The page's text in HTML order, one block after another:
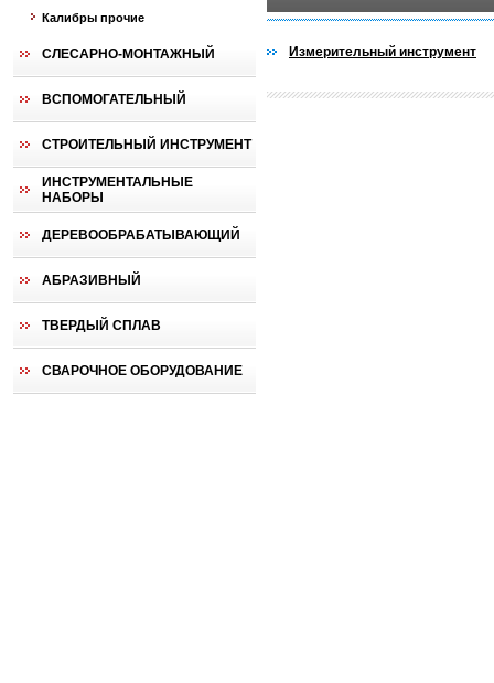
Калибры прочие
СЛЕСАРНО-МОНТАЖНЫЙ
ВСПОМОГАТЕЛЬНЫЙ
СТРОИТЕЛЬНЫЙ ИНСТРУМЕНТ
ИНСТРУМЕНТАЛЬНЫЕ
НАБОРЫ
ДЕРЕВООБРАБАТЫВАЮЩИЙ
АБРАЗИВНЫЙ
ТВЕРДЫЙ СПЛАВ
СВАРОЧНОЕ ОБОРУДОВАНИЕ
Измерительный инструмент